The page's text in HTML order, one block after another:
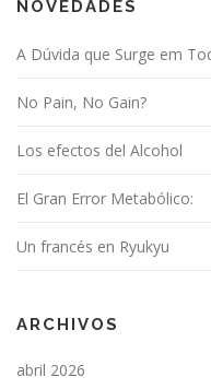
NOVEDADES
A Dúvida que Surge em
No Pain, No Gain?
Los efectos del Alcohol
El Gran Error Metabólico:
Un francés en Ryukyu
ARCHIVOS
abril 2026